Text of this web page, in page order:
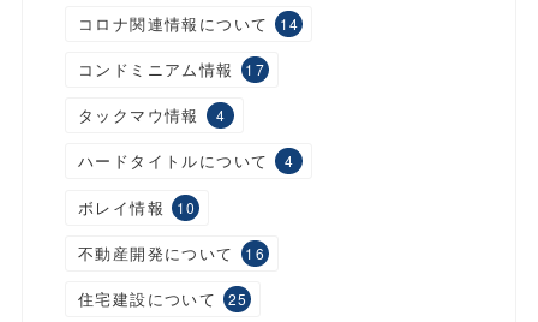
コロナ関連情報について 14
コンドミニアム情報 17
タックマウ情報 4
ハードタイトルについて 4
ボレイ情報 10
不動産開発について 16
住宅建設について 25